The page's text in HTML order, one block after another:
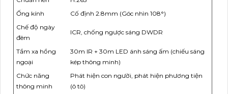
Ống kính
Cố định 2.8mm (Góc nhìn 108°)
Chế độ ngày
đêm
ICR, chống ngược sáng DWDR
Tầm xa hồng
ngoại
30m IR + 30m LED ánh sáng ấm (chiếu sáng
kép thông minh)
Chức năng
thông minh
Phát hiện con người, phát hiện phương tiện
(ô tô)